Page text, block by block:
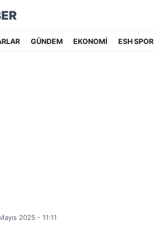
GÜNDEM EKONOMİ ESH SPOR
2025 - 11:11